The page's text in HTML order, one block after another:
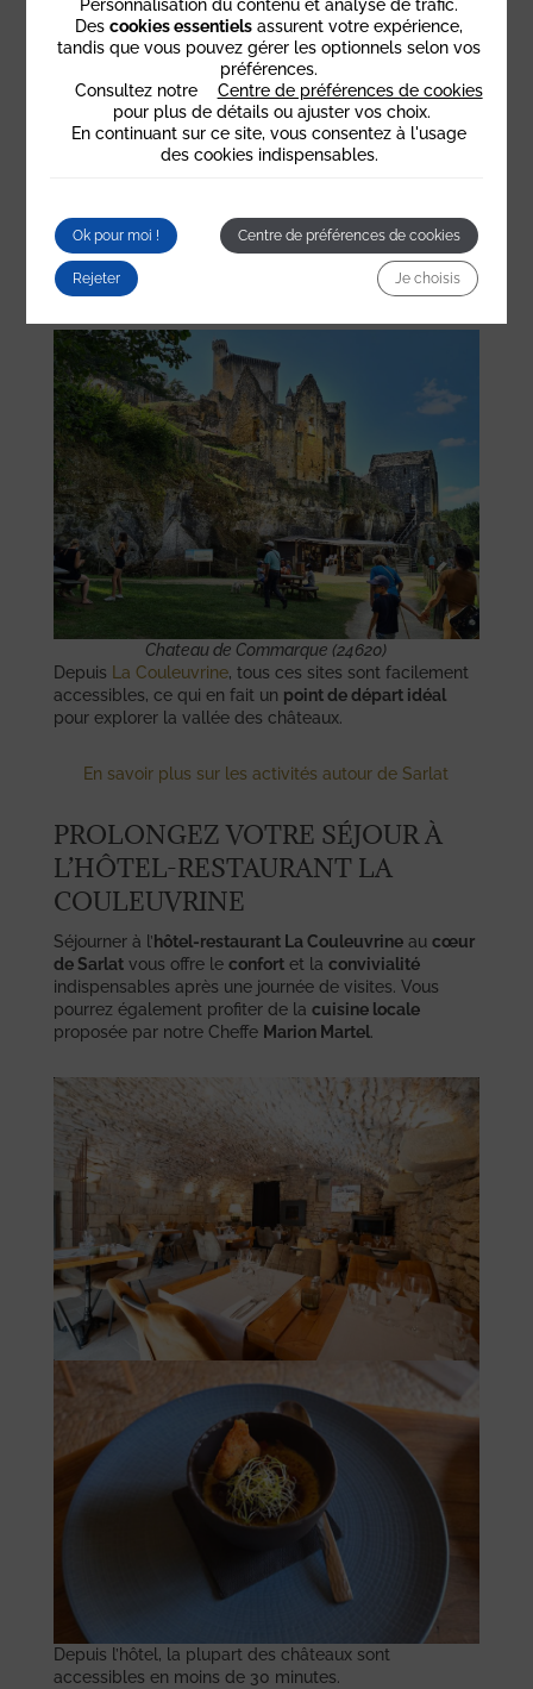
Le Périgord regorge de trésors à explorer :
Château de Puymartin: à 10 minutes de Sarlat,
connu pour la légende de la Dame Blanche et son
mobilier d’époque.
Château de Hautefort: impressionnante forteresse
l’hôtel à Sarlat La Couleuvrine).
Château de Commarque: ruines médiévales avec
visites guidées et activités pour les familles.
Chateau de Commarque (24620)
Depuis
La Couleuvrine, tous ces sites sont facilement
accessibles, ce qui en fait un point de départ idéal
pour explorer la vallée des châteaux.
En savoir plus sur les activités autour de Sarlat
PROLONGEZ VOTRE SÉJOUR À
L’HÔTEL-RESTAURANT LA
COULEUVRINE
Séjourner à l’ hôtel-restaurant La Couleuvrineau cœur
de Sarlatvous offre le confortet la convivialité
indispensables après une journée de visites. Vous
pourrez également profiter de la cuisine locale
proposée par notre Cheffe Marion Martel.
Depuis l’hôtel, la plupart des châteaux sont
accessibles en moins de 30 minutes.
Personnalisation du contenu et analyse de trafic.
Des cookies essentiels assurent votre expérience,
tandis que vous pouvez gérer les optionnels selon vos
préférences.
Consultez notre
Centre de préférences de cookies
pour plus de détails ou ajuster vos choix.
En continuant sur ce site, vous consentez à l'usage
des cookies indispensables.
Ok pour moi ! Centre de préférences de cookies
Rejeter Je choisis